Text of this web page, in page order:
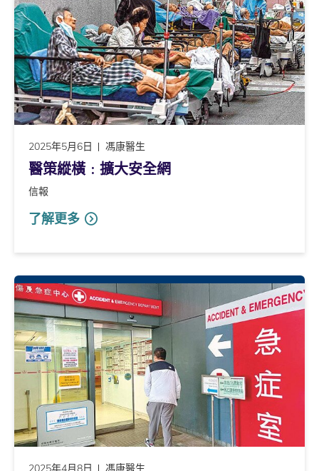
2025年5月6日 馮康醫生
醫策縱橫﹕擴大安全網
信報
了解更多
2025年4月8日 馮康醫生